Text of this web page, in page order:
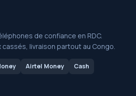
de confiance en RDC.
livraison partout au Congo.
Airtel Money Cash